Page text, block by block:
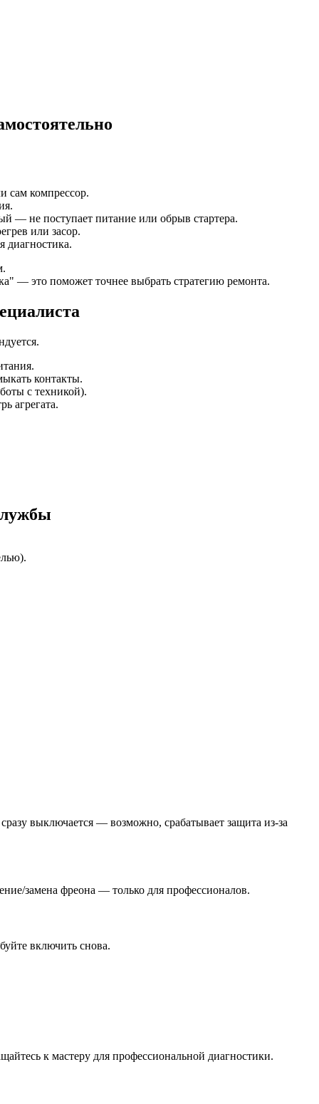
сам компрессор.
— не поступает питание или обрыв стартера.
или засор.
диагностика.
— это поможет точнее выбрать стратегию ремонта.
контакты.
с техникой).
агрегата.
выключается — возможно, срабатывает защита из-за
замена фреона — только для профессионалов.
включить снова.
к мастеру для профессиональной диагностики.